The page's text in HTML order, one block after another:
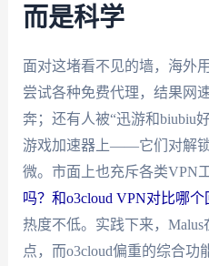
而是科学
面对这堵看不见的墙，海外
尝试各种免费代理，结果网
奔；还有人被“迅游和biubiu
游戏加速器上——它们对解
微。市面上也充斥各类VPN
吗？和o3cloud VPN对比哪个
热度不低。实践下来，
点，而o3cloud偏重的综合